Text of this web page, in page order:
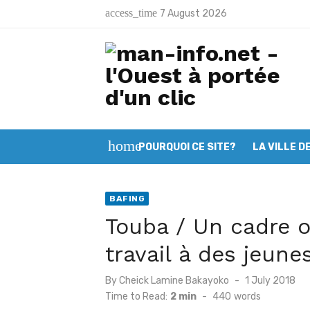
access_time 7 August 2026
Traçabilité du café- cacao: Le
Opération “Zéro déchet”: Plus de
Deuxième session du CGL Mont
Man: Vincent Koalga prend les
Tonkpi: L’ULDT lance ses activités
Man: La Fondation Baby Day
homePOURQUOI CE SITE? LA VILLE
BAFING
Touba / Un cadre
travail à des
ByCheick Lamine Bakayoko
Posted
on
1 July 2018
Time to Read: 2 min - 440 words